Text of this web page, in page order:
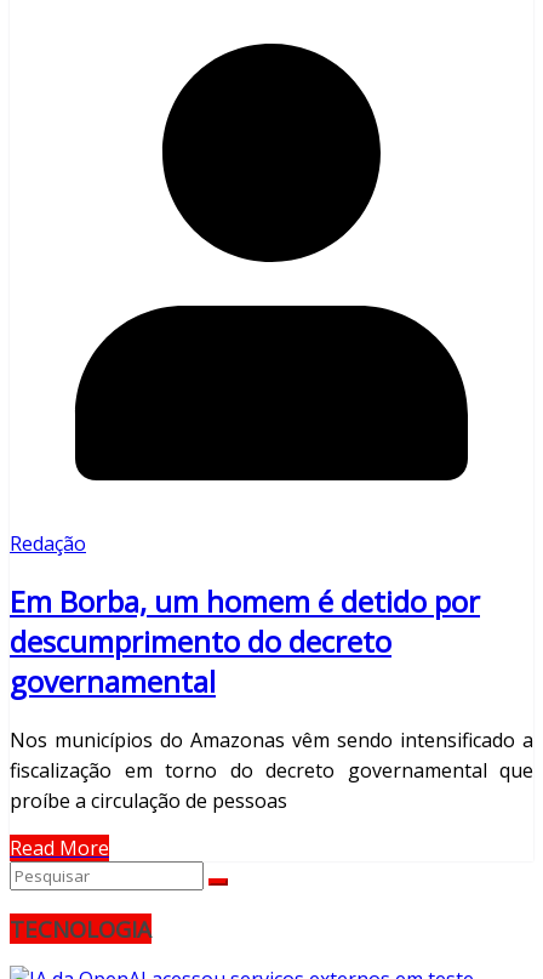
Redação
Em Borba, um homem é detido por
descumprimento do decreto
governamental
Nos municípios do Amazonas vêm sendo intensificado a
fiscalização em torno do decreto governamental que
proíbe a circulação de pessoas
Read More
TECNOLOGIA